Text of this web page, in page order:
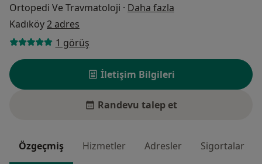
Ortopedi Ve Travmatoloji · Daha fazla
Kadıköy2 adres
1 görüş
İletişim Bilgileri
Randevu talep et
Özgeçmiş Hizmetler Adresler Sigortalar